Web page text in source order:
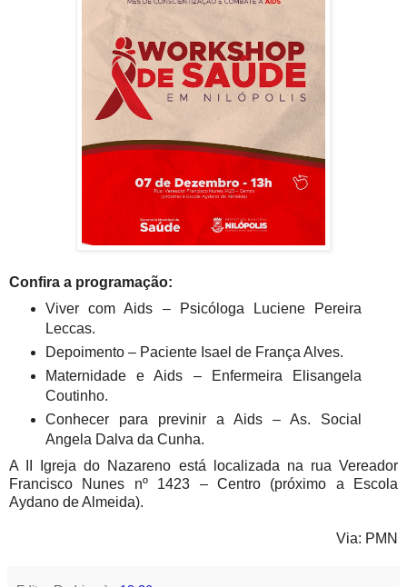
Confira a programação:
Viver com Aids – Psicóloga Luciene Pereira
Leccas.
Depoimento – Paciente Isael de França Alves.
Maternidade e Aids – Enfermeira Elisangela
Coutinho.
Conhecer para previnir a Aids – As. Social
Angela Dalva da Cunha.
A II Igreja do Nazareno está localizada na rua Vereador
Francisco Nunes nº 1423 – Centro (próximo a Escola
Aydano de Almeida).
Via: PMN